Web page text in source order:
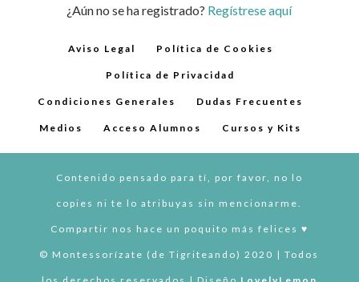
¿Aún no se ha registrado? Regístrese aquí
Aviso Legal Política de Cookies
Política de Privacidad
Condiciones Generales Dudas Frecuentes
Medios Acceso Alumnos Cursos y Kits
Contenido pensado para tí, por favor, no lo
copies ni te lo atribuyas sin mencionarme.
Compartir nos hace un poquito más felices ♥︎
© Montessorízate (de Tigriteando) 2020 | Todos